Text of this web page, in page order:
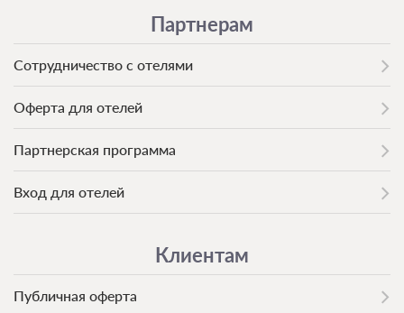
Партнерам
Сотрудничество с отелями
Оферта для отелей
Партнерская программа
Вход для отелей
Клиентам
Публичная оферта